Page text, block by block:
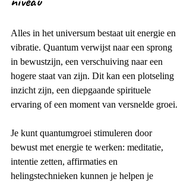
Alles in het universum bestaat uit energie en
vibratie. Quantum verwijst naar een sprong
in bewustzijn, een verschuiving naar een
hogere staat van zijn. Dit kan een plotseling
inzicht zijn, een diepgaande spirituele
ervaring of een moment van versnelde groei.
Je kunt quantumgroei stimuleren door
bewust met energie te werken: meditatie,
intentie zetten, affirmaties en
helingstechnieken kunnen je helpen je